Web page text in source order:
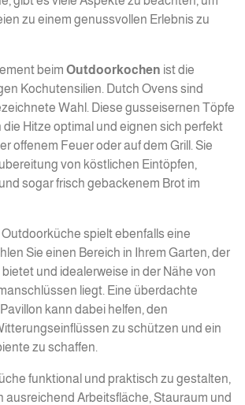
zu einem genussvollen Erlebnis zu
beim Outdoorkochen ist die
Kochutensilien. Dutch Ovens sind
Wahl. Diese gusseisernen Töpfe
Hitze optimal und eignen sich perfekt
offenem Feuer oder auf dem Grill. Sie
von köstlichen Eintöpfen,
sogar frisch gebackenem Brot im
spielt ebenfalls eine
Sie einen Bereich in Ihrem Garten, der
und idealerweise in der Nähe von
liegt. Eine überdachte
kann dabei helfen, den
zu schützen und ein
zu schaffen.
funktional und praktisch zu gestalten,
ausreichend Arbeitsfläche, Stauraum und